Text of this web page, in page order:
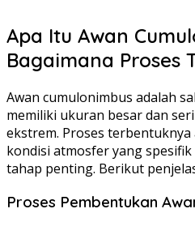
Apa Itu Awan
Bagaimana Proses
Awan cumulonimbus adalah
memiliki ukuran besar dan
ekstrem. Proses
kondisi atmosfer yang
tahap penting. Berikut
Proses Pembentukan